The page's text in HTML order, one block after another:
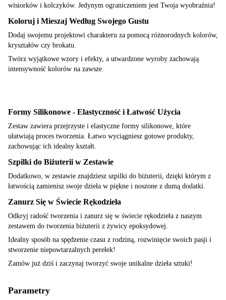
wisiorków i kolczyków. Jedynym ograniczeniem jest Twoja wyobraźnia!
Koloruj i Mieszaj Według Swojego Gustu
Dodaj swojemu projektowi charakteru za pomocą różnorodnych kolorów,
kryształów czy brokatu.
Twórz wyjątkowe wzory i efekty, a utwardzone wyroby zachowają
intensywność kolorów na zawsze.
Formy Silikonowe - Elastyczność i Łatwość Użycia
Zestaw zawiera przejrzyste i elastyczne formy silikonowe, które
ułatwiają proces tworzenia. Łatwo wyciągniesz gotowe produkty,
zachowując ich idealny kształt.
Szpilki do Biżuterii w Zestawie
Dodatkowo, w zestawie znajdziesz szpilki do biżuterii, dzięki którym z
łatwością zamienisz swoje dzieła w piękne i noszone z dumą dodatki.
Zanurz Się w Świecie Rękodzieła
Odkryj radość tworzenia i zanurz się w świecie rękodzieła z naszym
zestawem do tworzenia biżuterii z żywicy epoksydowej.
Idealny sposób na spędzenie czasu z rodziną, rozwinięcie swoich pasji i
stworzenie niepowtarzalnych perełek!
Zamów już dziś i zaczynaj tworzyć swoje unikalne dzieła sztuki!
Parametry